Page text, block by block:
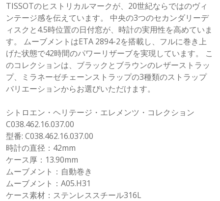
TISSOTのヒストリカルマークが、20世紀ならではのヴィ
ンテージ感を伝えています。 中央の3つのセカンダリーデ
ィスクと4.5時位置の日付窓が、時計の実用性を高めていま
す。 ムーブメントはETA 2894-2を搭載し、フルに巻き上
げた状態で42時間のパワーリザーブを実現しています。 こ
のコレクションは、ブラックとブラウンのレザーストラッ
プ、ミラネーゼチェーンストラップの3種類のストラップ
バリエーションからお選びいただけます。
シトロエン・ヘリテージ・エレメンツ・コレクション
C038.462.16.037.00
型番: C038.462.16.037.00
時計の直径：42mm
ケース厚：13.90mm
ムーブメント：自動巻き
ムーブメント：A05.H31
ケース素材：ステンレススチール316L